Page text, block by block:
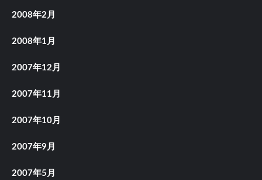
2008年2月
2008年1月
2007年12月
2007年11月
2007年10月
2007年9月
2007年5月